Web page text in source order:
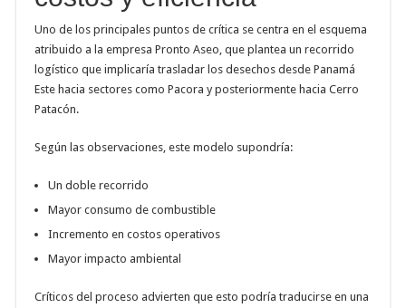
Uno de los principales puntos de crítica se centra en el esquema
atribuido a la empresa Pronto Aseo, que plantea un recorrido
logístico que implicaría trasladar los desechos desde Panamá
Este hacia sectores como Pacora y posteriormente hacia Cerro
Patacón.
Según las observaciones, este modelo supondría:
Un doble recorrido
Mayor consumo de combustible
Incremento en costos operativos
Mayor impacto ambiental
Críticos del proceso advierten que esto podría traducirse en una